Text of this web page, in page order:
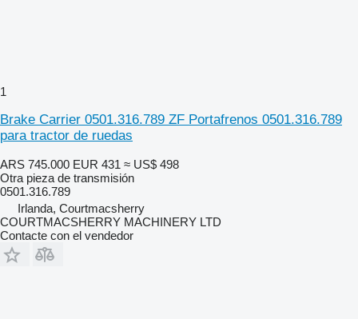
1
Brake Carrier 0501.316.789 ZF Portafrenos 0501.316.789
para tractor de ruedas
ARS 745.000 EUR 431 ≈ US$ 498
Otra pieza de transmisión
0501.316.789
Irlanda, Courtmacsherry
COURTMACSHERRY MACHINERY LTD
Contacte con el vendedor